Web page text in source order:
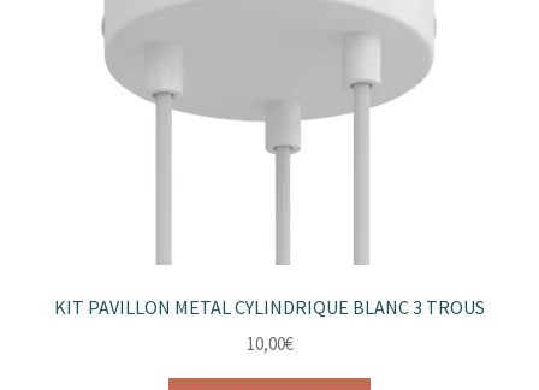
KIT PAVILLON METAL CYLINDRIQUE BLANC 3 TROUS
10,00€